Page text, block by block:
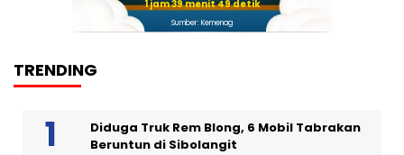
1 jam 39 menit 48 detik
Sumber: Kemenag
TRENDING
Diduga Truk Rem Blong, 6 Mobil Tabrakan
Beruntun di Sibolangit